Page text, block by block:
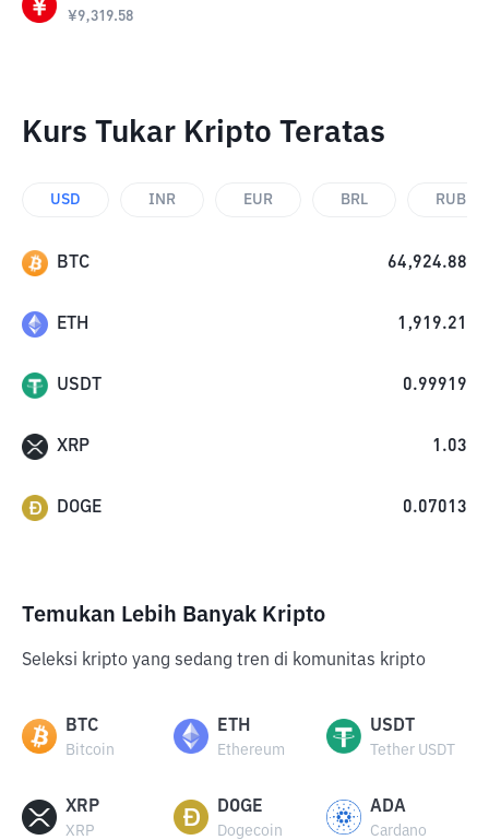
¥9,319.58
Kurs Tukar Kripto Teratas
USD INR EUR BRL RUB
BTC 64,924.88
ETH 1,919.21
USDT 0.99919
XRP 1.03
DOGE 0.07013
Temukan Lebih Banyak Kripto
Seleksi kripto yang sedang tren di komunitas kripto
BTC
Bitcoin
ETH
Ethereum
USDT
Tether USDT
XRP
XRP
DOGE
Dogecoin
ADA
Cardano